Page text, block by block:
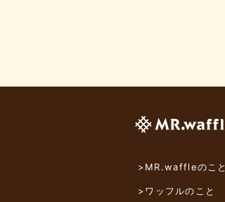
>MR.waffleのこと
>ワッフルのこと